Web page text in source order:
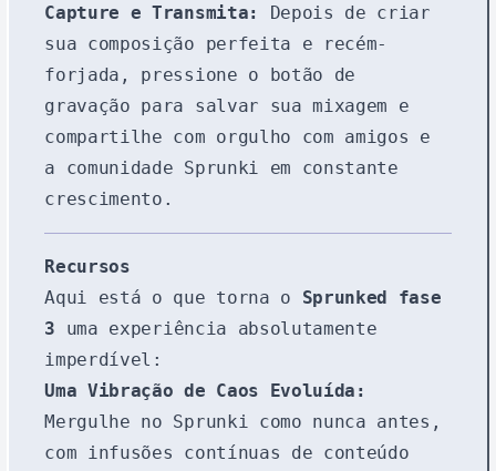
Capture e Transmita:
Depois de criar
sua composição perfeita e recém-
forjada, pressione o botão de
gravação para salvar sua mixagem e
compartilhe com orgulho com amigos e
a comunidade Sprunki em constante
crescimento.
Recursos
Aqui está o que torna o Sprunked fase
3 uma experiência absolutamente
imperdível:
Uma Vibração de Caos Evoluída:
Mergulhe no Sprunki como nunca antes,
com infusões contínuas de conteúdo